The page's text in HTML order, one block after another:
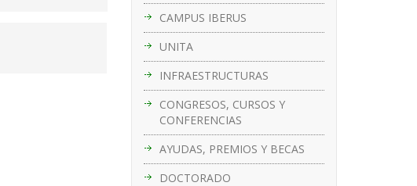
CAMPUS IBERUS
UNITA
INFRAESTRUCTURAS
CONGRESOS, CURSOS Y
CONFERENCIAS
AYUDAS, PREMIOS Y BECAS
DOCTORADO